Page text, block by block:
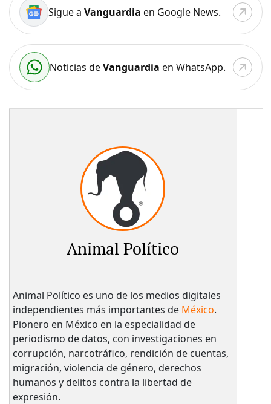
Sigue a Vanguardia en Google News.
Noticias deVanguardia en WhatsApp.
Animal Político
Animal Político es uno de los medios digitales
independientes más importantes de México.
Pionero en México en la especialidad de
periodismo de datos, con investigaciones en
corrupción, narcotráfico, rendición de cuentas,
migración, violencia de género, derechos
humanos y delitos contra la libertad de
expresión.